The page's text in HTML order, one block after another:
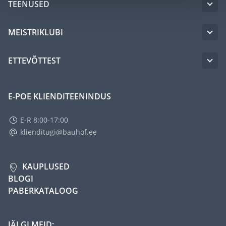
TEENUSED
MEISTRIKLUBI
ETTEVÕTTEST
E-POE KLIENDITEENINDUS
E-R 8:00-17:00
klienditugi@bauhof.ee
KAUPLUSED
BLOGI
PABERKATALOOG